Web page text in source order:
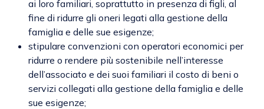
ai loro familiari, soprattutto in presenza di figli, al
fine di ridurre gli oneri legati alla gestione della
famiglia e delle sue esigenze;
stipulare convenzioni con operatori economici per
ridurre o rendere più sostenibile nell’interesse
dell’associato e dei suoi familiari il costo di beni o
servizi collegati alla gestione della famiglia e delle
sue esigenze;